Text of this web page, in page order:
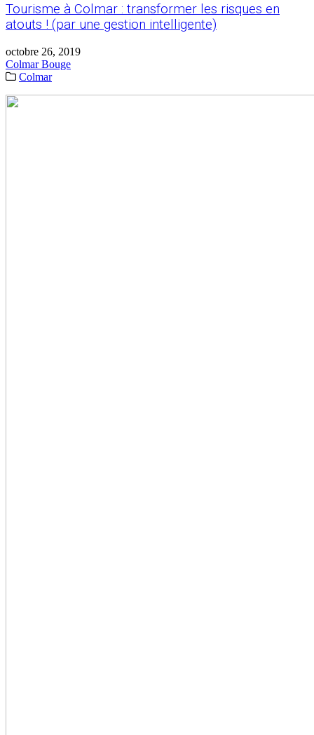
Tourisme à Colmar : transformer les risques en
atouts ! (par une gestion intelligente)
octobre 26, 2019
Colmar Bouge
Colmar